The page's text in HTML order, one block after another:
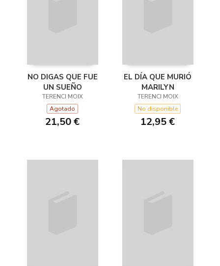
NO DIGAS QUE FUE
UN SUEÑO
TERENCI MOIX
Agotado
21,50 €
EL DÍA QUE MURIÓ
MARILYN
TERENCI MOIX
No disponible
12,95 €